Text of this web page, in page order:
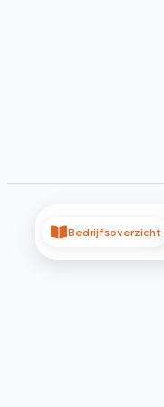
Bedrijfsoverzicht